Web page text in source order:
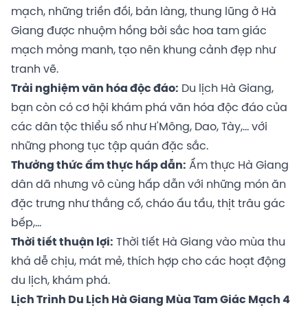
mạch, những triền đồi, bản làng, thung lũng ở Hà
Giang được nhuộm hồng bởi sắc hoa tam giác
mạch mỏng manh, tạo nên khung cảnh đẹp như
tranh vẽ.
Trải nghiệm văn hóa độc đáo: Du lịch Hà Giang,
bạn còn có cơ hội khám phá văn hóa độc đáo của
các dân tộc thiểu số như H'Mông, Dao, Tày,... với
những phong tục tập quán đặc sắc.
Thưởng thức ẩm thực hấp dẫn: Ẩm thực Hà Giang
dân dã nhưng vô cùng hấp dẫn với những món ăn
đặc trưng như thắng cố, cháo ấu tẩu, thịt trâu gác
bếp,...
Thời tiết thuận lợi: Thời tiết Hà Giang vào mùa thu
khá dễ chịu, mát mẻ, thích hợp cho các hoạt động
du lịch, khám phá.
Lịch Trình Du Lịch Hà Giang Mùa Tam Giác Mạch 4